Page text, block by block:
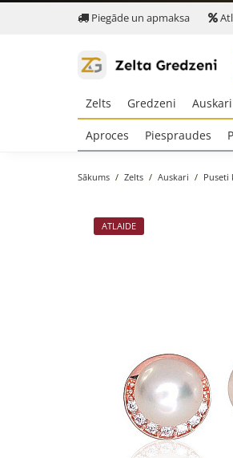
Piegāde un apmaksa
Zelts Gredzeni Auskari
Aproces Piespraudes
Sākums Zelts Auskari Puseti
ATLAIDE